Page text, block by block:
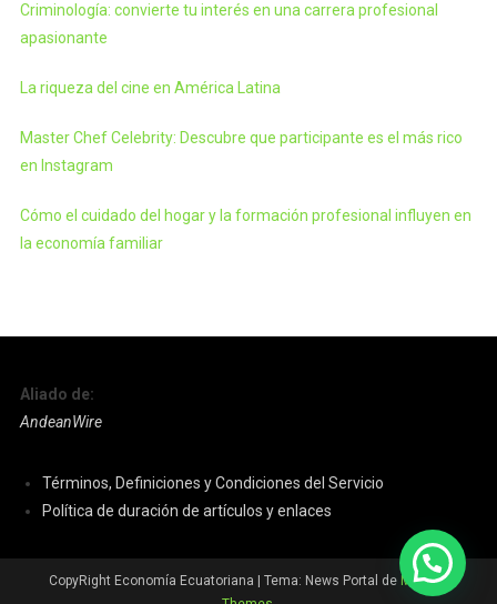
Criminología: convierte tu interés en una carrera profesional
apasionante
La riqueza del cine en América Latina
Master Chef Celebrity: Descubre que participante es el más rico
en Instagram
Cómo el cuidado del hogar y la formación profesional influyen en
la economía familiar
Aliado de:
AndeanWire
Términos, Definiciones y Condiciones del Servicio
Política de duración de artículos y enlaces
CopyRight Economía Ecuatoriana Tema: News Portal de Mystery